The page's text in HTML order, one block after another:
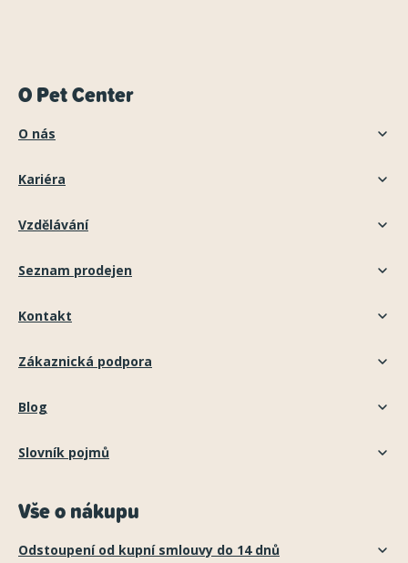
O Pet Center
O nás
Kariéra
Vzdělávání
Seznam prodejen
Kontakt
Zákaznická podpora
Blog
Slovník pojmů
Vše o nákupu
Odstoupení od kupní smlouvy do 14 dnů